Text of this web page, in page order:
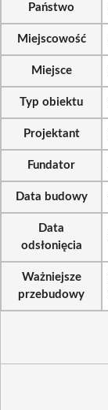
Państwo
Miejscowość
Miejsce
Typ obiektu
Projektant
Fundator
Data budowy
Data
odsłonięcia
Ważniejsze
przebudowy